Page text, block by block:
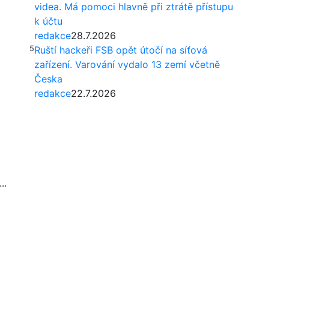
videa. Má pomoci hlavně při ztrátě přístupu
k účtu
redakce28.7.2026
5Ruští hackeři FSB opět útočí na síťová
zařízení. Varování vydalo 13 zemí včetně
Česka
redakce22.7.2026